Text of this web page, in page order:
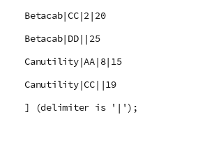
Betacab|CC|2|20
Betacab|DD||25
Canutility|AA|8|15
Canutility|CC||19
] (delimiter is '|');